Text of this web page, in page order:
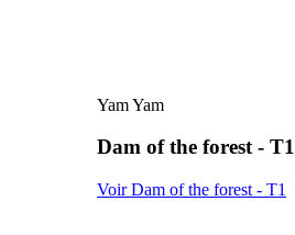
Yam Yam
Dam of the forest - T1
Voir Dam of the forest - T1